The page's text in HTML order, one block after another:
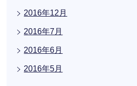
2016年12月
2016年7月
2016年6月
2016年5月